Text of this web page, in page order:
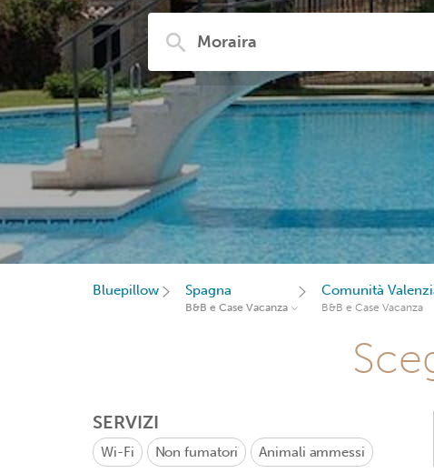
Bluepillow Spagna
B&B e Case Vacanza
Comunità
B&B e Case Vacanza
SERVIZI
Wi-Fi Non fumatori Animali ammessi